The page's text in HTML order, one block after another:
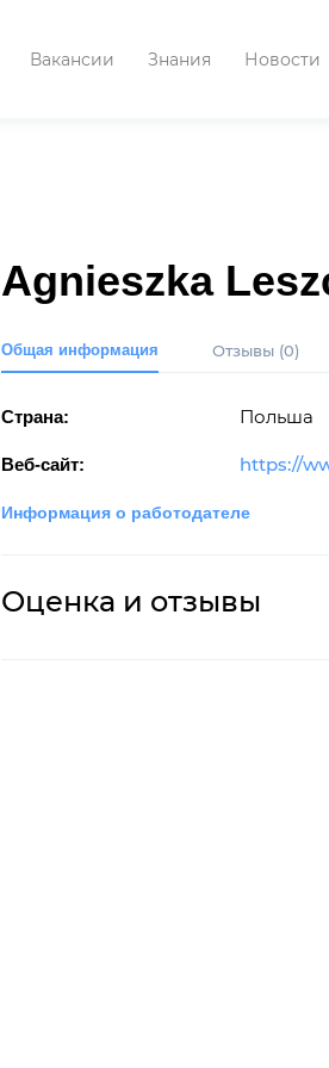
Вакансии Знания Новости
Agnieszka
Общая информация Отзывы (0)
Страна: Польша
Веб-сайт: https://
Информация о работодателе
Оценка и отзывы